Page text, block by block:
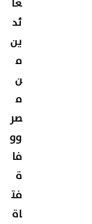
ئد
ين
م
ن
م
صر
وو
فا
ة
فت
اة